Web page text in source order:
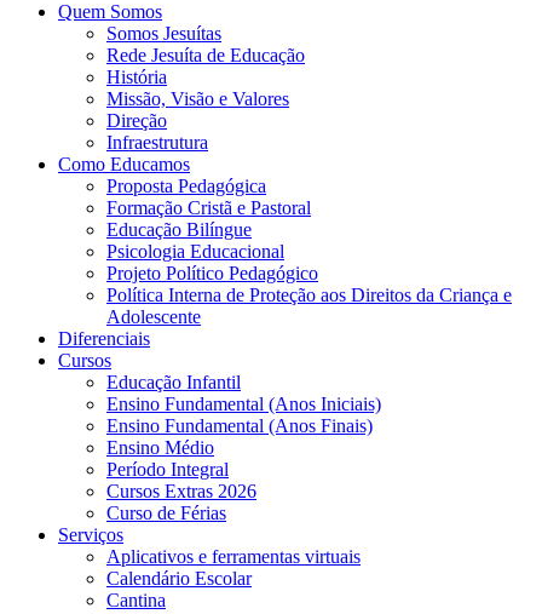
Quem Somos
Somos Jesuítas
Rede Jesuíta de Educação
História
Missão, Visão e Valores
Direção
Infraestrutura
Como Educamos
Proposta Pedagógica
Formação Cristã e Pastoral
Educação Bilíngue
Psicologia Educacional
Projeto Político Pedagógico
Política Interna de Proteção aos Direitos da Criança e
Adolescente
Diferenciais
Cursos
Educação Infantil
Ensino Fundamental (Anos Iniciais)
Ensino Fundamental (Anos Finais)
Ensino Médio
Período Integral
Cursos Extras 2026
Curso de Férias
Serviços
Aplicativos e ferramentas virtuais
Calendário Escolar
Cantina